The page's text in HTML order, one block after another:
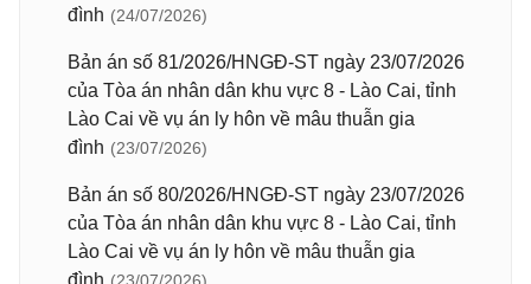
đình (24/07/2026)
Bản án số 81/2026/HNGĐ-ST ngày 23/07/2026
của Tòa án nhân dân khu vực 8 - Lào Cai, tỉnh
Lào Cai về vụ án ly hôn về mâu thuẫn gia
đình (23/07/2026)
Bản án số 80/2026/HNGĐ-ST ngày 23/07/2026
của Tòa án nhân dân khu vực 8 - Lào Cai, tỉnh
Lào Cai về vụ án ly hôn về mâu thuẫn gia
đình